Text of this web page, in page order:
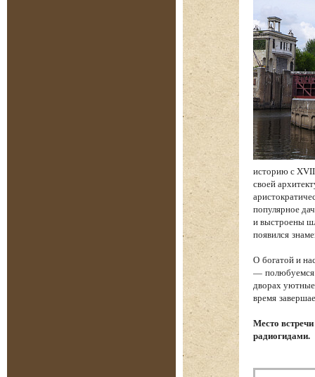
историю с
своей
популярное
и выстроены
появился
О богатой и
— полюбуемся
дворах
время
Место
радиогидами.